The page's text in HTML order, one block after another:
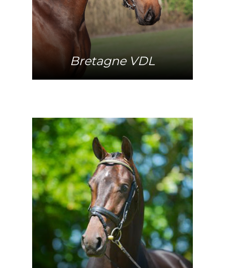
Bretagne VDL
Mehr Info